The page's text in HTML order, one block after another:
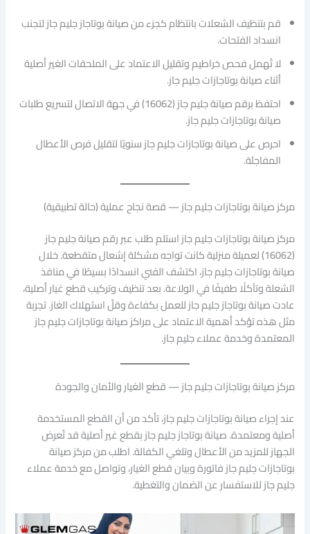
قم بتنظيف الشعلات بانتظام كجزء من صيانة بوتاجاز جليم جاز لتجنب
انسداد الفتحات.
لا تُهمل فحص خراطيم وتقليل الاعتماد على الملحقات الغير أصلية
أثناء صيانة بوتاجازات جليم جاز.
احتفظ برقم صيانة جليم جاز (16062) في جهة الاتصال لتسريع طلبات
صيانة بوتاجازات جليم جاز.
احرص على صيانة بوتاجازات جليم جاز سنويًا لتقليل فرص الأعطال
المفاجئة.
مركز صيانة بوتاجازات جليم جاز — قصة نجاح عملية (حالة تطبيقية)
مركز صيانة بوتاجازات جليم جاز استلم طلب عبر رقم صيانة جليم جاز
(16062) لعميلة منزلية كانت تواجه مشكلة إشعال متقطعة. خلال
صيانة بوتاجازات جليم جاز، اكتشف الفني انسدادًا بسيطًا في منافذ
الشعلة وتآكلًا طفيفًا في الولاعة. بعد تنظيف وتركيب قطع غيار أصلية،
عادت صيانة بوتاجاز جليم جاز للعمل بكفاءة وقلّ استهلاك الغاز. تجربة
مثل هذه تؤكد أهمية الاعتماد على مراكز صيانة بوتاجازات جليم جاز
المعتمدة وخدمة عملاء جليم جاز.
مركز صيانة بوتاجازات جليم جاز — قطع الغيار والأمان والجودة
عند إجراء صيانة بوتاجازات جليم جاز، تأكد من أن القطع المستخدمة
أصلية ومعتمدة. صيانة بوتاجاز جليم جاز بقطع غير أصلية قد تُعرض
الجهاز للمزيد من الأعطال وتلغي الكفالة. اطلب من مركز صيانة
بوتاجازات جليم جاز فاتورة وبيان قطع الغيار، وتواصل مع خدمة عملاء
جليم جاز للاستفسار عن الضمان والتغطية.